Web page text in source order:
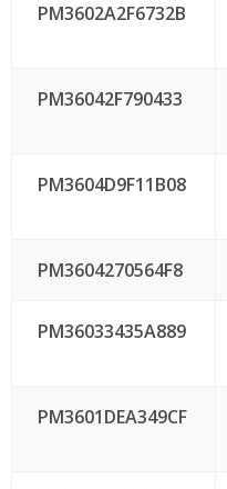
PM3602A2F6732B
PM36042F790433
PM3604D9F11B08
PM3604270564F8
PM36033435A889
PM3601DEA349CF